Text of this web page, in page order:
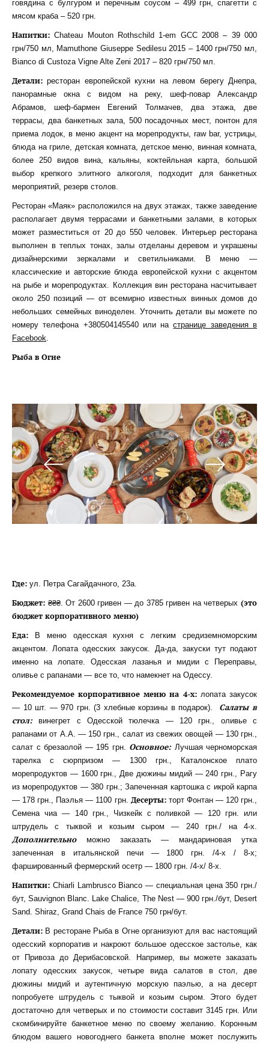
говядина с булгуром и перечным соусом – 499 грн, спагетти с
мясом краба – 520 грн.
Напитки: Chateau Mouton Rothschild 1-em GCC 2008 – 39 000
грн/750 мл, Mamuthone Giuseppe Sedilesu 2015 – 1400 грн/750 мл,
Bianco di Custoza Vigne Alte Zeni 2017 – 820 грн/750 мл.
Детали: ресторан европейской кухни на левом берегу Днепра,
панорамные окна с видом на реку, шеф-повар Александр
Абрамов, шеф-бармен Евгений Толмачев, два этажа, две
террасы, два банкетных зала, 500 посадочных мест, понтон для
приема лодок, в меню акцент на морепродукты, raw bar, устрицы,
блюда на гриле, детская комната, детское меню, винная комната,
более 250 видов вина, кальяны, коктейльная карта, большой
выбор крепкого элитного алкоголя, подходит для банкетных
мероприятий, резерв столов.
Ресторан «Маяк» расположился на двух этажах, также заведение
располагает двумя террасами и банкетными залами, в которых
может разместиться от 20 до 550 человек. Интерьер ресторана
выполнен в теплых тонах, залы отделаны деревом и украшены
дизайнерскими зеркалами и светильниками. В меню —
классические и авторские блюда европейской кухни с акцентом
на рыбе и морепродуктах. Коллекция вин ресторана насчитывает
около 250 позиций — от всемирно известных винных домов до
небольших семейных виноделен. Уточнить детали вы можете по
номеру телефона +380504145540 или настранице заведения в
Facebook.
Рыба в Огне
Где: ул. Петра Сагайдачного, 23а.
Бюджет: ₴₴₴. От 2600 гривен — до 3785 гривен на четверых (это
бюджет корпоративного меню)
Еда: В меню одесская кухня с легким средиземноморским
акцентом. Лопата одесских закусок. Да-да, закуски тут подают
именно на лопате. Одесская лазанья и мидии с Переправы,
оливье с рапанами — все то, что намекнет на Одессу.
Рекомендуемое корпоративное меню на 4-х:лопата закусок
— 10 шт. — 970 грн. (3 хлебные корзины в подарок). Салаты в
стол: винегрет с Одесской тюлечка — 120 грн., оливье с
рапанами от А.А. — 150 грн., салат из свежих овощей — 130 грн.,
салат с брезаолой — 195 грн. Основное: Лучшая черноморская
тарелка с сюрпризом — 1300 грн., Каталонское плато
морепродуктов — 1600 грн., Две дюжины мидий — 240 грн., Рагу
из морепродуктов — 380 грн.; Запеченная картошка с икрой карпа
— 178 грн., Паэлья — 1100 грн. Десерты:торт Фонтан — 120 грн.,
Семена чиа — 140 грн., Чизкейк с поливкой — 120 грн. или
штрудель с тыквой и козьим сыром — 240 грн./ на 4-х.
Дополнительноможно заказать — мандариновая утка
запеченная в итальянской печи — 1800 грн. /4-х / 8-х;
фаршированный фермерский осетр — 1800 грн. /4-х/ 8-х.
Напитки: Chiarli Lambrusco Bianco — специальная цена 350 грн./
бут, Sauvignon Blanc. Lake Chalice, The Nest — 900 грн./бут, Desert
Sand. Shiraz, Grand Chais de France 750 грн/бут.
Детали: В ресторане Рыба в Огне организуют для вас настоящий
одесский корпоратив и накроют большое одесское застолье, как
от Привоза до Дерибасовской. Например, вы можете заказать
лопату одесских закусок, четыре вида салатов в стол, две
дюжины мидий и аутентичную морскую паэлью, а на десерт
попробуете штрудель с тыквой и козьим сыром. Этого будет
достаточно для четверых и по стоимости составит 3145 грн. Или
скомбинируйте банкетное меню по своему желанию. Коронным
блюдом вашего новогоднего банкета вполне может послужить